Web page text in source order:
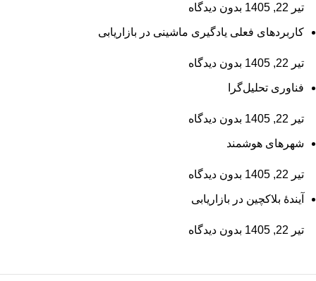
تیر 22, 1405 بدون دیدگاه
کاربردهای فعلی یادگیری ماشینی در بازاریابی
تیر 22, 1405 بدون دیدگاه
فناوری تحلیل‌گرا
تیر 22, 1405 بدون دیدگاه
شهرهای هوشمند
تیر 22, 1405 بدون دیدگاه
آیندۀ بلاکچین در بازاریابی
تیر 22, 1405 بدون دیدگاه